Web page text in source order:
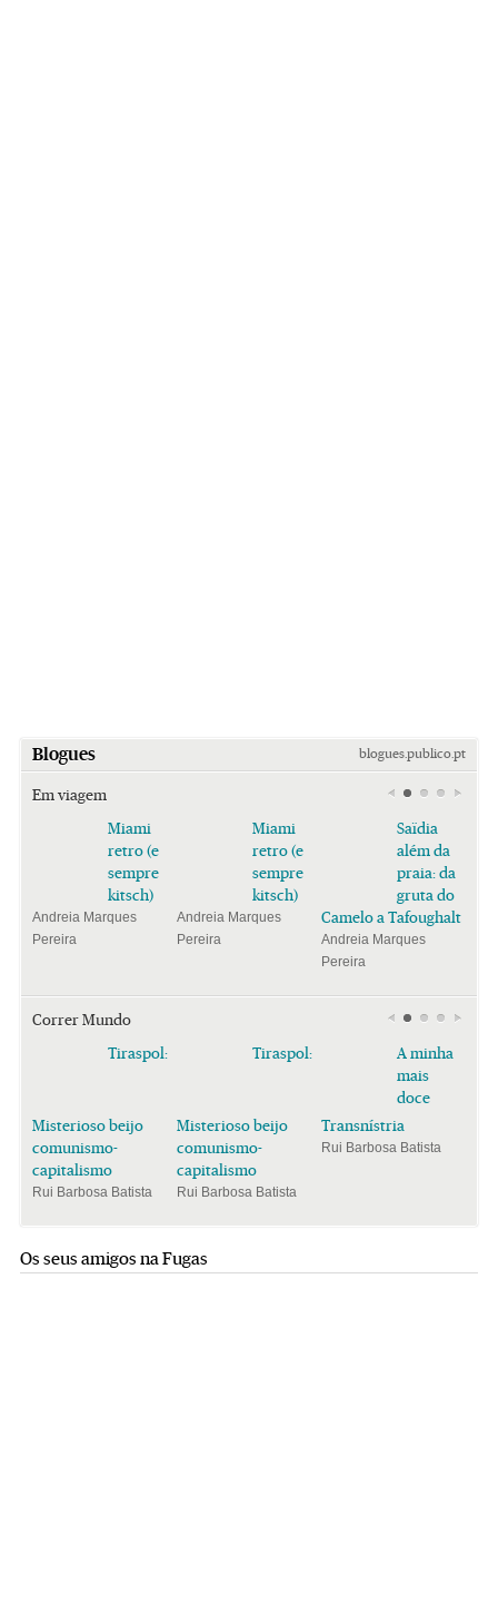
Blogues blogues.publico.pt
Em viagem
Miami
retro (e
sempre
kitsch)
Andreia Marques
Pereira
Miami
retro (e
sempre
kitsch)
Andreia Marques
Pereira
Saïdia
além da
praia: da
gruta do
Camelo a Tafoughalt
Andreia Marques
Pereira
Correr Mundo
Tiraspol:
Misterioso beijo
comunismo-
capitalismo
Rui Barbosa Batista
Tiraspol:
Misterioso beijo
comunismo-
capitalismo
Rui Barbosa Batista
A minha
mais
doce
Transnístria
Rui Barbosa Batista
Os seus amigos na Fugas